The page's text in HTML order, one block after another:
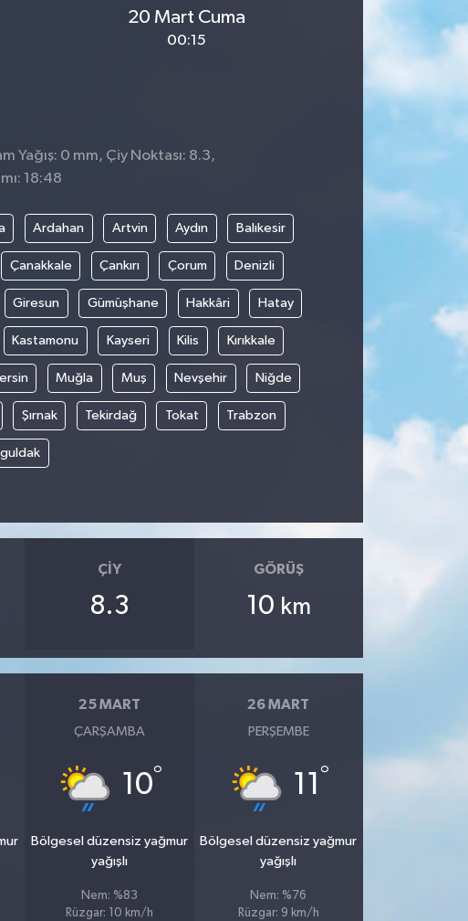
20 Mart Cuma
00:15
Yağış: 0 mm, Çiy Noktası: 8.3,
18:48
Ardahan Artvin Aydın Balıkesir
Çanakkale Çankırı Çorum Denizli
Giresun Gümüşhane Hakkâri Hatay
Kastamonu Kayseri Kilis Kırıkkale
Muğla Muş Nevşehir Niğde
Şırnak Tekirdağ Tokat Trabzon
ÇIY
8.3
GÖRÜŞ
10 km
25 MART
ÇARŞAMBA
10°
Bölgesel düzensiz yağmur
yağışlı
Nem: %83
Rüzgar: 10 km/h
26 MART
PERŞEMBE
11 °
Bölgesel düzensiz yağmur
yağışlı
Nem: %76
Rüzgar: 9 km/h